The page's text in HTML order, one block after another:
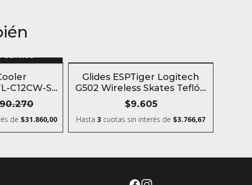
carrito
C12CW-S
de $31.860,00
SIN STOCK
Glides ESPTiger Logitech
G502 Wireless Skates Teflón
para mouse
$9.605
Hasta 3 cuotas sin interés de $3.766,67